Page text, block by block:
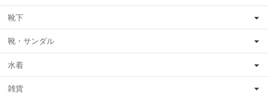
靴下
靴・サンダル
水着
雑貨